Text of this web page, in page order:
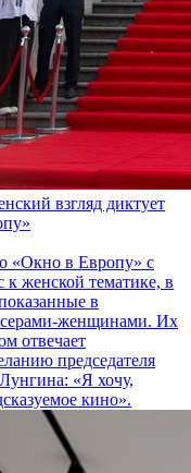
взгляд диктует
«Окно в Европу» с
к женской тематике, в
в
женщинами. Их
отвечает
председателя
«Я хочу,
кино».